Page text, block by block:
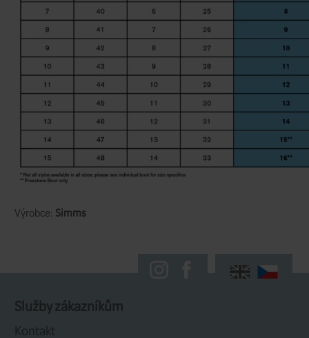
Klíčem k překonání překážek v řece je
Odolné a citlivé boty Guide BOA
hbitost a stabilitu díky maximální
jednoduchost a bezpečnost